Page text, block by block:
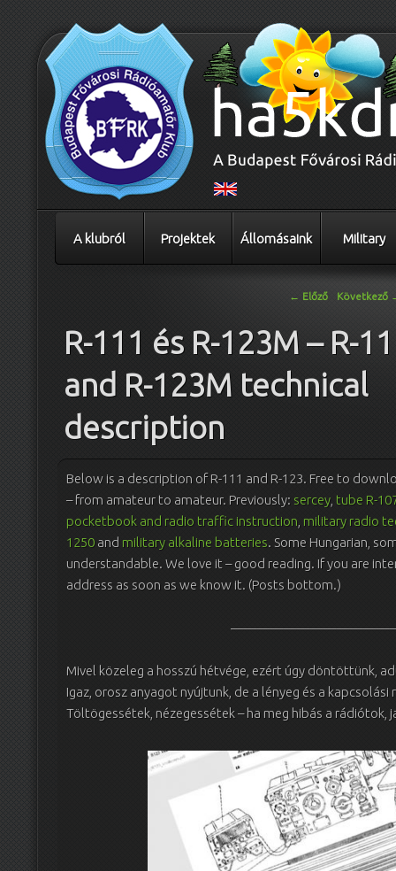
A klubról Projektek Állomásaink Military
← Előző Következő
R-111 és R-123M – R-
and R-123M technical
description
Below is a description of R-111 and R-123. Free to
– from amateur to amateur. Previously: sercey tube R-
pocketbook and radio traffic instruction military radio
1250 and military alkaline batteries. Some Hungarian,
understandable. We love it – good reading. If you are
address as soon as we know it. (Posts bottom.)
Mivel közeleg a hosszú hétvége, ezért úgy döntöttünk,
Igaz, orosz anyagot nyújtunk, de a lényeg és a
Töltögessétek, nézegessétek – ha meg hibás a rádiótok,